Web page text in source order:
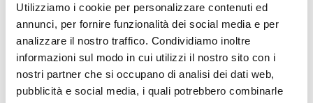
Utilizziamo i cookie per personalizzare contenuti ed
annunci, per fornire funzionalità dei social media e per
analizzare il nostro traffico. Condividiamo inoltre
informazioni sul modo in cui utilizzi il nostro sito con i
nostri partner che si occupano di analisi dei dati web,
pubblicità e social media, i quali potrebbero combinarle
Questo primo punto viene sempre ignorato dai più, ma è
assolutamente cruciale per gli skinny fat.
Se non hai una medio-bassa percentuale di grasso corporeo
probabilmente avrai scarsi risultati nella fase di massa muscolare
Ridurre al minimo il grasso corporeo ti permetterà di ingrassare